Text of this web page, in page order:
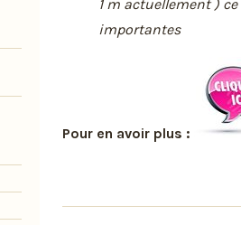
1 m actuellement )
importantes
Pour en avoir plus :